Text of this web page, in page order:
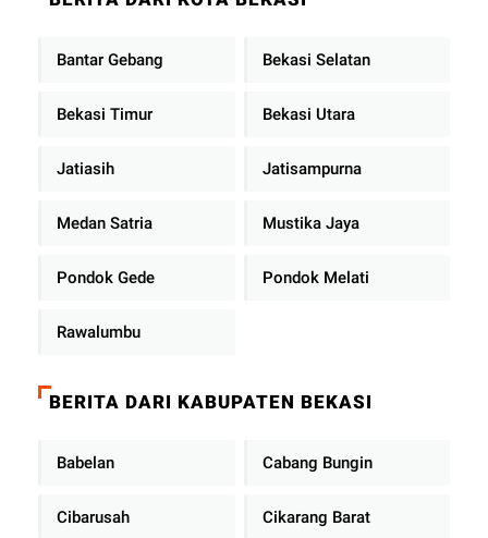
Bantar Gebang Bekasi Selatan
Bekasi Timur Bekasi Utara
Jatiasih Jatisampurna
Medan Satria Mustika Jaya
Pondok Gede Pondok Melati
Rawalumbu
BERITA DARI KABUPATEN BEKASI
Babelan Cabang Bungin
Cibarusah Cikarang Barat